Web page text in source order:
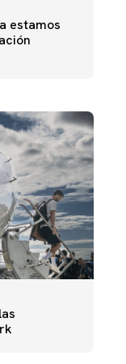
estamos
PARK 28-